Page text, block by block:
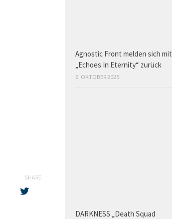
SHARE
Agnostic Front melden sich mit
„Echoes In Eternity“ zurück
6. OKTOBER 2025
DARKNESS „Death Squad